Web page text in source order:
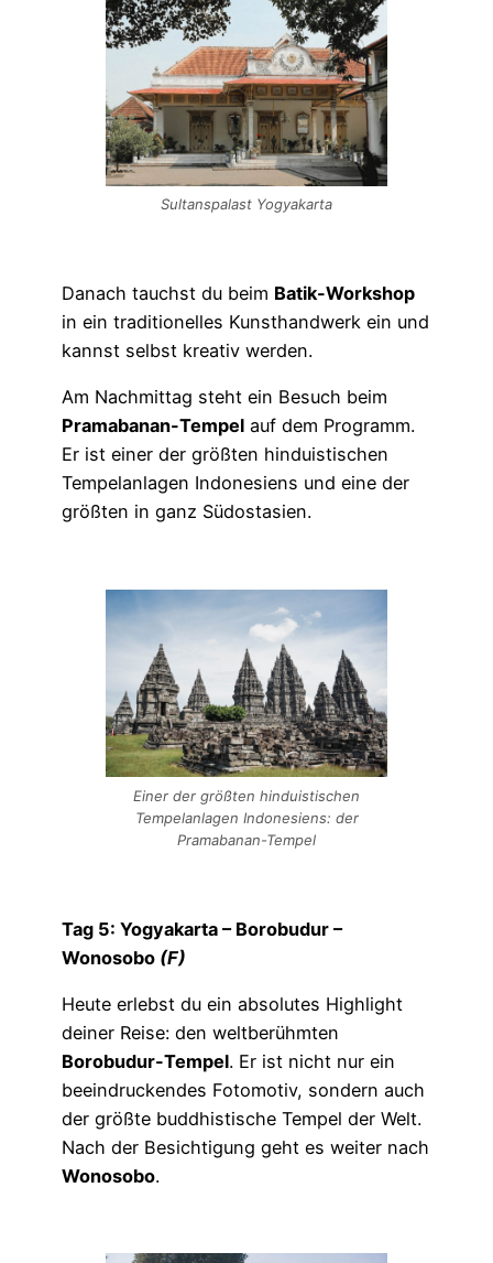
Sultanspalast Yogyakarta
Danach tauchst du beim Batik-Workshop
in ein traditionelles Kunsthandwerk ein und
kannst selbst kreativ werden.
Am Nachmittag steht ein Besuch beim
Pramabanan-Tempel auf dem Programm.
Er ist einer der größten hinduistischen
Tempelanlagen Indonesiens und eine der
größten in ganz Südostasien.
Einer der größten hinduistischen
Tempelanlagen Indonesiens: der
Pramabanan-Tempel
Tag 5: Yogyakarta – Borobudur –
Wonosobo (F)
Heute erlebst du ein absolutes Highlight
deiner Reise: den weltberühmten
Borobudur-Tempel. Er ist nicht nur ein
beeindruckendes Fotomotiv, sondern auch
der größte buddhistische Tempel der Welt.
Nach der Besichtigung geht es weiter nach
Wonosobo.